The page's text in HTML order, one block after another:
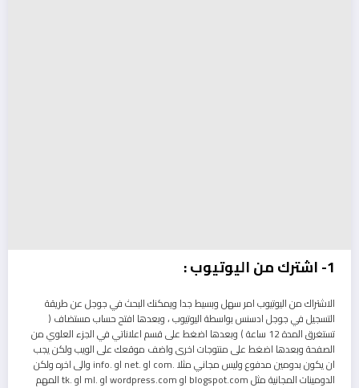
1- اشترك من اليوتيوب :
الاشتراك من اليوتيوب امر سهل وبسيط جدا ويمكنك البحث في جوجل عن طريقة
التسجيل في جوجل ادسنس بواسطة اليوتيوب ، وبعدها افتح حساب مستضاف (
تستغرق المدة 12 ساعة ) وبعدها اضغط على قسم اعلاناتي في الجزء العلوي من
الصفحة وبعدها اضغط على منتوجات اخرى واضف موقعك على الويب ولكن يجب
ان يكون بدومين مدفوع وليس مجاني مثلا .com او .net او .info والى اخره ولكن
الدومينات المجانية مثل blogspot.com او wordpress.com او .ml او .tk المهم